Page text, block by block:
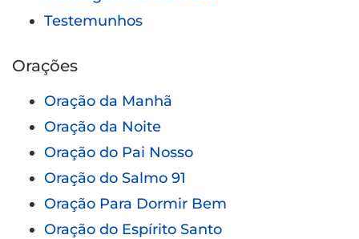
Testemunhos
Orações
Oração da Manhã
Oração da Noite
Oração do Pai Nosso
Oração do Salmo 91
Oração Para Dormir Bem
Oração do Espírito Santo